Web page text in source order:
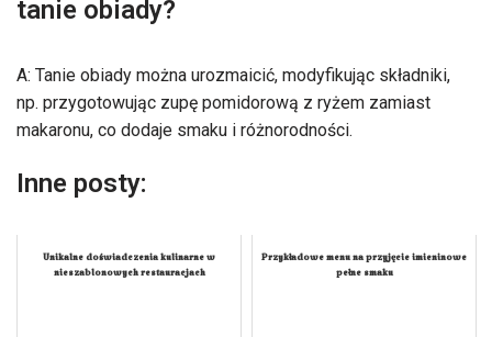
tanie obiady?
A: Tanie obiady można urozmaicić, modyfikując składniki,
np. przygotowując zupę pomidorową z ryżem zamiast
makaronu, co dodaje smaku i różnorodności.
Inne posty:
Unikalne doświadczenia kulinarne w
nieszablonowych restauracjach
Przykładowe menu na przyjęcie imieninowe
pełne smaku